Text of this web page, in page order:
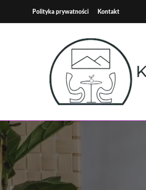
Polityka prywatności Kontakt
Kloshart